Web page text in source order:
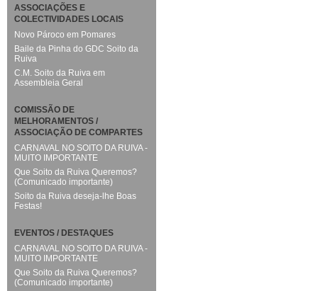
ASSOCIAÇÕES E
COLECTIVIDADES LOCAIS
Novo Pároco em Pomares
Baile da Pinha do GDC Soito da
Ruiva
C.M. Soito da Ruiva em
Assembleia Geral
COMISSÃO DE
MELHORAMENTOS /
ASSOCIAÇÃO DE COMPARTES
CARNAVAL NO SOITO DA RUIVA -
MUITO IMPORTANTE
Que Soito da Ruiva Queremos?
(Comunicado importante)
Soito da Ruiva deseja-lhe Boas
Festas!
EVENTOS / DESTAQUES
CARNAVAL NO SOITO DA RUIVA -
MUITO IMPORTANTE
Que Soito da Ruiva Queremos?
(Comunicado importante)